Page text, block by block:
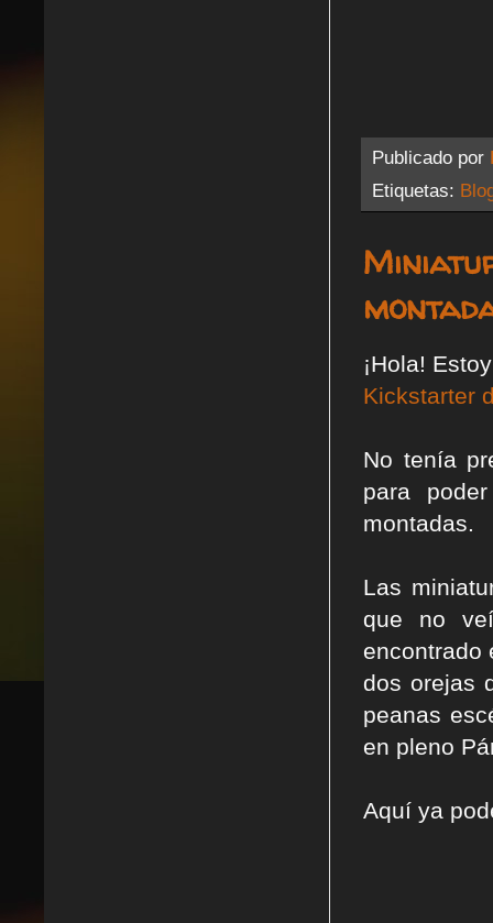
Publicado por
Etiquetas:
¡Hola!
Kickstarter
No tenía
para
montadas.
Las
que no
encontrado
dos orejas
peanas
en pleno
Aquí ya